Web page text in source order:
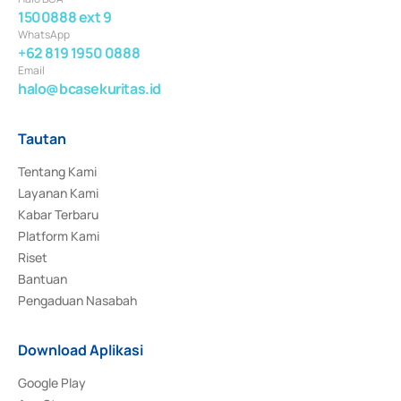
1500888 ext 9
WhatsApp
+62 819 1950 0888
Email
halo@bcasekuritas.id
Tautan
Tentang Kami
Layanan Kami
Kabar Terbaru
Platform Kami
Riset
Bantuan
Pengaduan Nasabah
Download Aplikasi
Google Play